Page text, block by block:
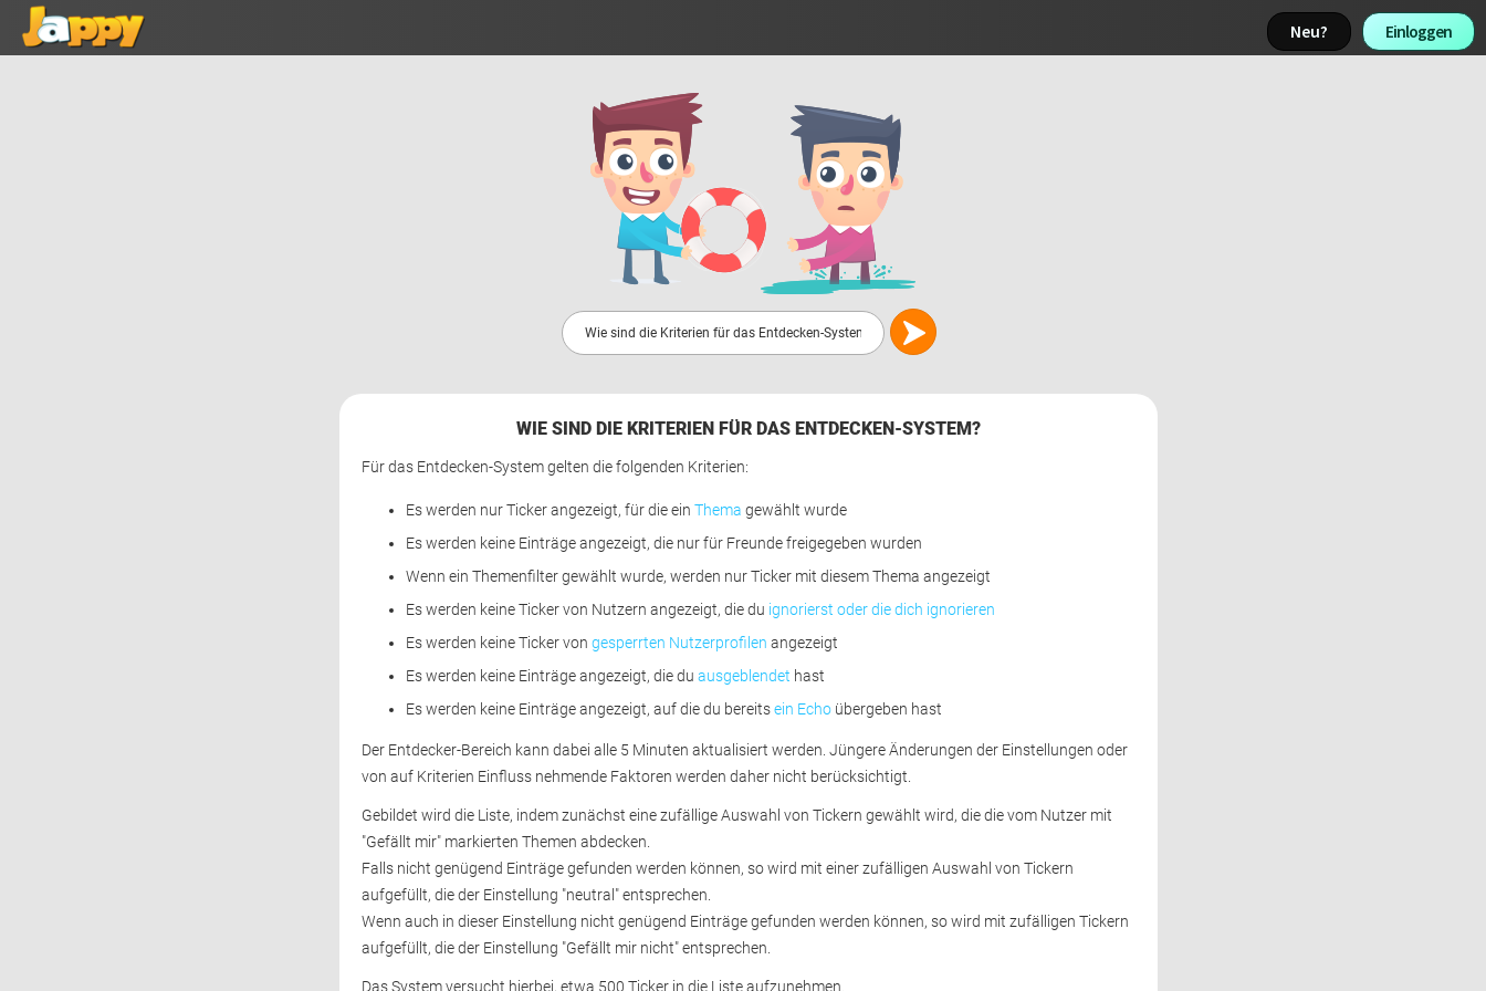
Neu? Einloggen
WIE SIND DIE KRITERIEN FÜR DAS ENTDECKEN-SYSTEM?
Für das Entdecken-System gelten die folgenden Kriterien:
Es werden nur Ticker angezeigt, für die ein Thema gewählt wurde
Es werden keine Einträge angezeigt, die nur für Freunde freigegeben wurden
Wenn ein Themenfilter gewählt wurde, werden nur Ticker mit diesem Thema angezeigt
Es werden keine Ticker von Nutzern angezeigt, die du ignorierst oder die dich ignorieren
Es werden keine Ticker von gesperrten Nutzerprofilen angezeigt
Es werden keine Einträge angezeigt, die du ausgeblendet hast
Es werden keine Einträge angezeigt, auf die du bereits ein Echo übergeben hast
Der Entdecker-Bereich kann dabei alle 5 Minuten aktualisiert werden. Jüngere Änderungen der Einstellungen oder
von auf Kriterien Einfluss nehmende Faktoren werden daher nicht berücksichtigt.
Gebildet wird die Liste, indem zunächst eine zufällige Auswahl von Tickern gewählt wird, die die vom Nutzer mit
"Gefällt mir" markierten Themen abdecken.
Falls nicht genügend Einträge gefunden werden können, so wird mit einer zufälligen Auswahl von Tickern
aufgefüllt, die der Einstellung "neutral" entsprechen.
Wenn auch in dieser Einstellung nicht genügend Einträge gefunden werden können, so wird mit zufälligen Tickern
aufgefüllt, die der Einstellung "Gefällt mir nicht" entsprechen.
Das System versucht hierbei, etwa 500 Ticker in die Liste aufzunehmen.